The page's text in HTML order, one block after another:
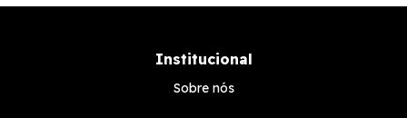
Institucional
Sobre nós